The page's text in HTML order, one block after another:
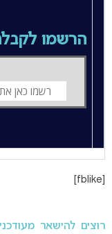
הרשמו
רוצים להישאר